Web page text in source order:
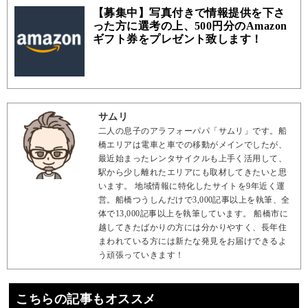
【募集中】写真付きで情報提供を下さ
った方に選考の上、500円分のAmazon
ギフト券をプレゼント致します！
サムリ
二人の息子のアラフォーパパ「サムリ」です。船
橋エリアは電車と車での移動がメインでしたが、
最近始まったレンタサイクルも上手く活用して、
駅から少し離れたエリアにも取材してきたいと思
います。 地域情報に特化したサイトを9年近く運
営。船橋つうしんだけで3,000記事以上を執筆、全
体で13,000記事以上を執筆しています。 船橋市に
越してきたばかりの方には分かりやすく、長年住
まわれている方には新たな発見をお届けできるよ
う頑張っていきます！
こちらの記事もオススメ